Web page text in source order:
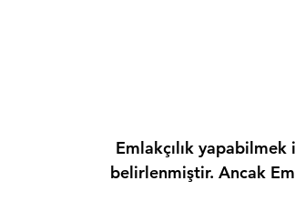
Emlakçılık
belirlenmiştir. Ancak